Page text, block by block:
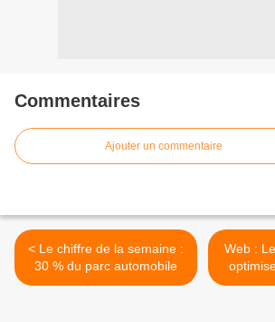
Commentaires
Ajouter un commentaire
< Le chiffre de la semaine :
30 % du parc automobile
Web :